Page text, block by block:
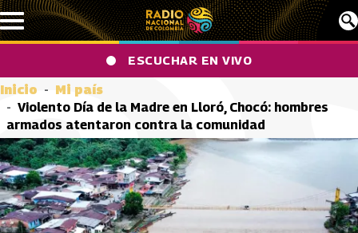
Pasar al contenido principal
ESCUCHAR EN VIVO
Inicio
Mi país
Violento Día de la Madre en Lloró, Chocó: hombres
armados atentaron contra la comunidad